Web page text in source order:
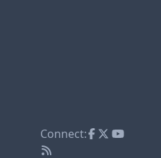
Connect: